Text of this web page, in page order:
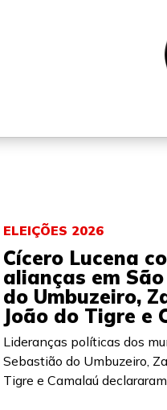
ELEIÇÕES 2026
Cícero Lucena
alianças em
do Umbuzeiro,
João do Tigre e
Lideranças políticas dos
Sebastião do Umbuzeiro,
Tigre e Camalaú